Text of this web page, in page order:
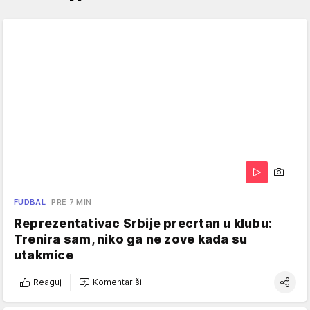
FUDBAL PRE 7 MIN
Reprezentativac Srbije precrtan u klubu:
Trenira sam, niko ga ne zove kada su
utakmice
Reaguj Komentariši